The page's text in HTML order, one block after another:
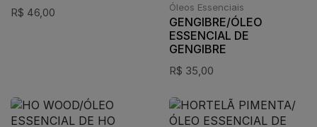
R$ 46,00 Óleos Essenciais
GENGIBRE/ÓLEO
ESSENCIAL DE
GENGIBRE
R$ 35,00